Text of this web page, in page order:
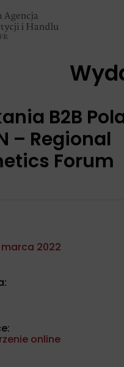
B2B
– Regional
Forum
2022
online